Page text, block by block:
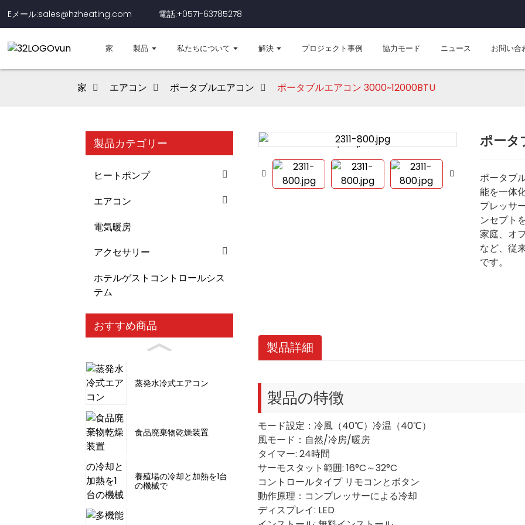
Eメール:sales@hzheating.com 電話:+0571-63785278
家 製品 私たちについて 解決 プロジェクト事例 協力モード ニュース お問い合
家 エアコン ポータブルエアコン ポータブルエアコン 3000~12000BTU
製品カテゴリー
ヒートポンプ
エアコン
電気暖房
アクセサリー
ホテルゲストコントロールシス
テム
おすすめ商品
蒸発水冷式エアコン
食品廃棄物乾燥装置
養殖場の冷却と加熱を1台
の機械で
Loading...
Loading... Loading...
Loading...
ポータ
ポータブ
能を一体
プレッサ
ンセプト
家庭、オ
など、従
です。
製品詳細
製品の特徴
モード設定：冷風（40℃）冷温（40℃）
風モード：自然/冷房/暖房
タイマー: 24時間
サーモスタット範囲: 16°C～32°C
コントロールタイプ リモコンとボタン
動作原理：コンプレッサーによる冷却
ディスプレイ: LED